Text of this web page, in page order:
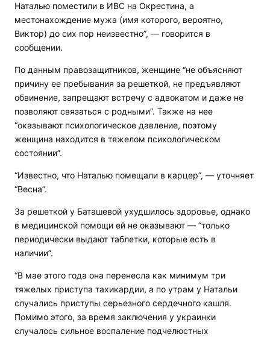
Наталью поместили в ИВС на Окрестина, а
местонахождение мужа (имя которого, вероятно,
Виктор) до сих пор неизвестно”, — говорится в
сообщении.
По данным правозащитников, женщине “не объясняют
причину ее пребывания за решеткой, не предъявляют
обвинение, запрещают встречу с адвокатом и даже не
позволяют связаться с родными”. Также на нее
“оказывают психологическое давление, поэтому
женщина находится в тяжелом психологическом
состоянии”.
“Известно, что Наталью помещали в карцер”, — уточняет
“Весна”.
За решеткой у Баташевой ухудшилось здоровье, однако
в медицинской помощи ей не оказывают — “только
периодически выдают таблетки, которые есть в
наличии”.
“В мае этого года она перенесла как минимум три
тяжелых приступа тахикардии, а по утрам у Натальи
случались приступы серьезного сердечного кашля.
Помимо этого, за время заключения у украинки
случалось сильное воспаление подчелюстных